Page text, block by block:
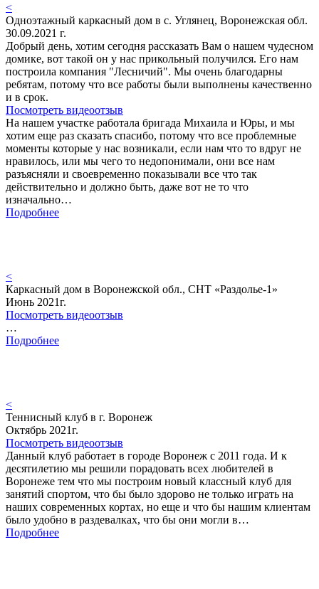
<
Одноэтажный каркасный дом в с. Углянец, Воронежская обл.
30.09.2021 г.
Добрый день, хотим сегодня рассказать Вам о нашем чудесном
домике, вот такой он у нас прикольный получился. Его нам
построила компания "Лесничий". Мы очень благодарны
ребятам, потому что все работы были выполнены качественно
и в срок.
Посмотреть видеоотзыв
На нашем участке работала бригада Михаила и Юры, и мы
хотим еще раз сказать спасибо, потому что все проблемные
моменты которые у нас возникали, если нам что то вдруг не
нравилось, или мы чего то недопонимали, они все нам
разъясняли и своевременно показывали все что так
действительно и должно быть, даже вот не то что
изначально…
Подробнее
<
Каркасный дом в Воронежской обл., СНТ «Раздолье-1»
Июнь 2021г.
Посмотреть видеоотзыв
…
Подробнее
<
Теннисный клуб в г. Воронеж
Октябрь 2021г.
Посмотреть видеоотзыв
Данный клуб работает в городе Воронеж с 2011 года. И к
десятилетию мы решили порадовать всех любителей в
Воронеже тем что мы построим новый классный клуб для
занятий спортом, что бы было здорово не только играть на
наших современных кортах, но еще и что бы нашим клиентам
было удобно в раздевалках, что бы они могли в…
Подробнее